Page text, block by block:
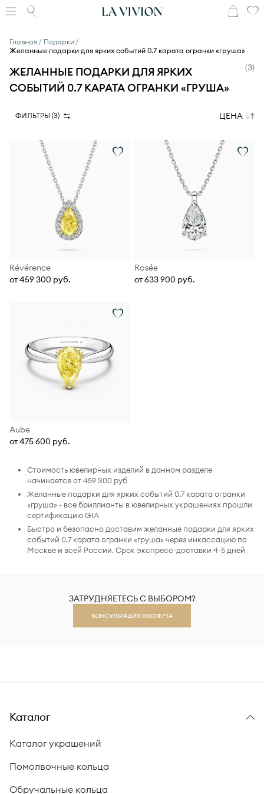
Главная
Подарки
Желанные подарки для ярких событий 0.7 карата огранки «груша»
ЖЕЛАННЫЕ ПОДАРКИ ДЛЯ ЯРКИХ
СОБЫТИЙ 0.7 КАРАТА ОГРАНКИ «ГРУША»
(3)
ФИЛЬТРЫ (3) ЦЕНА
Révérence
от 459 300 руб.
Rosée
от 633 900 руб.
Aube
от 475 600 руб.
Стоимость ювелирных изделий в данном разделе
начинается от 459 300 руб
Желанные подарки для ярких событий 0.7 карата огранки
«груша» - все бриллианты в ювелирных украшениях прошли
сертификацию GIA
Быстро и безопасно доставим желанные подарки для ярких
событий 0.7 карата огранки «груша» через инкассацию по
Москве и всей России. Срок экспресс-доставки 4-5 дней
ЗАТРУДНЯЕТЕСЬ С ВЫБОРОМ?
КОНСУЛЬТАЦИЯ ЭКСПЕРТА
Каталог
Каталог украшений
Помолвочные кольца
Обручальные кольца